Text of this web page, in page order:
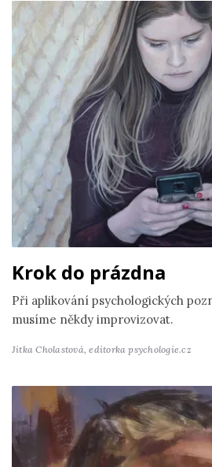
Krok do prázdna
Při aplikování psychologických
musíme někdy improvizovat.
Jitka Cholastová,editorka psychologie.cz